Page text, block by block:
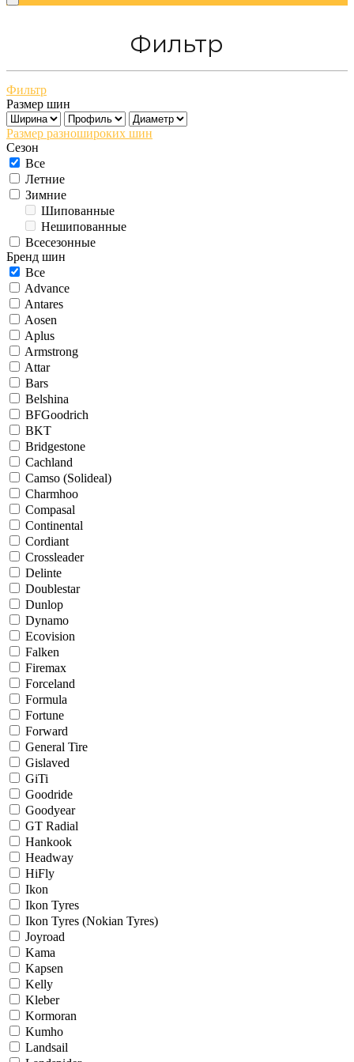
Фильтр
Фильтр
Размер шин
Размер разношироких шин
Сезон
Все
Летние
Зимние
Шипованные
Нешипованные
Всесезонные
Бренд шин
Все
Advance
Antares
Aosen
Aplus
Armstrong
Attar
Bars
Belshina
BFGoodrich
BKT
Bridgestone
Cachland
Camso (Solideal)
Charmhoo
Compasal
Continental
Cordiant
Crossleader
Delinte
Doublestar
Dunlop
Dynamo
Ecovision
Falken
Firemax
Forceland
Formula
Fortune
Forward
General Tire
Gislaved
GiTi
Goodride
Goodyear
GT Radial
Hankook
Headway
HiFly
Ikon
Ikon Tyres
Ikon Tyres (Nokian Tyres)
Joyroad
Kama
Kapsen
Kelly
Kleber
Kormoran
Kumho
Landsail